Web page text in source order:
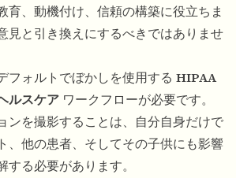
育、動機付け、信頼の構築に役立ちま
見と引き換えにするべきではありませ
フォルトでぼかしを使用する HIPAA
ルスケア ワークフローが必要です。
ンを撮影することは、自分自身だけで
、他の患者、そしてその子供にも影響
る必要があります。